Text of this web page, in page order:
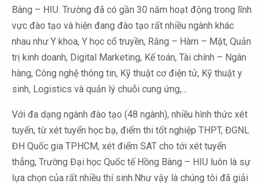
Bàng – HIU. Trường đã có gần 30 năm hoạt động trong lĩnh
vực đào tạo và hiện đang đào tạo rất nhiều ngành khác
nhau như Y khoa, Y học cổ truyền, Răng – Hàm – Mặt, Quản
trị kinh doanh, Digital Marketing, Kế toán, Tài chính – Ngân
hàng, Công nghệ thông tin, Kỹ thuật cơ điện tử, Kỹ thuật y
sinh, Logistics và quản lý chuỗi cung ứng,…
Với đa dạng ngành đào tạo (48 ngành), nhiều hình thức xét
tuyển, từ xét tuyển học bạ, điểm thi tốt nghiệp THPT, ĐGNL
ĐH Quốc gia TPHCM, xét điểm SAT cho tới xét tuyển
thẳng, Trường Đại học Quốc tế Hồng Bàng – HIU luôn là sự
lựa chọn của rất nhiều thí sinh.Như vậy là chúng tôi đã giải